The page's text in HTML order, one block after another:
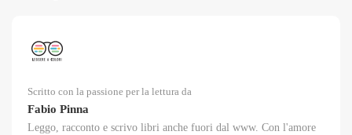
Scritto con la passione per la lettura da
Fabio Pinna
Leggo, racconto e scrivo libri anche fuori dal www. Con l'amore